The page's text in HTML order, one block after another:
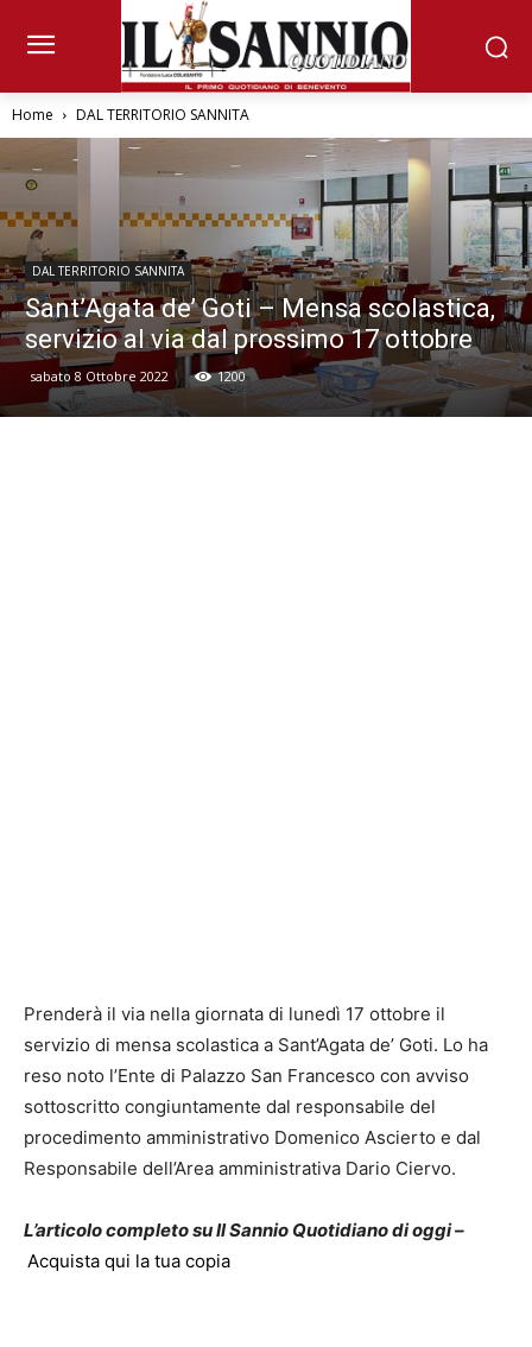
Home DAL TERRITORIO SANNITA
DAL TERRITORIO SANNITA
Sant’Agata de’ Goti – Mensa scolastica,
servizio al via dal prossimo 17 ottobre
sabato 8 Ottobre 2022 1200
Prenderà il via nella giornata di lunedì 17 ottobre il
servizio di mensa scolastica a Sant’Agata de’ Goti. Lo ha
reso noto l’Ente di Palazzo San Francesco con avviso
sottoscritto congiuntamente dal responsabile del
procedimento amministrativo Domenico Ascierto e dal
Responsabile dell’Area amministrativa Dario Ciervo.
L’articolo completo su Il Sannio Quotidiano di oggi –
Acquista qui la tua copia